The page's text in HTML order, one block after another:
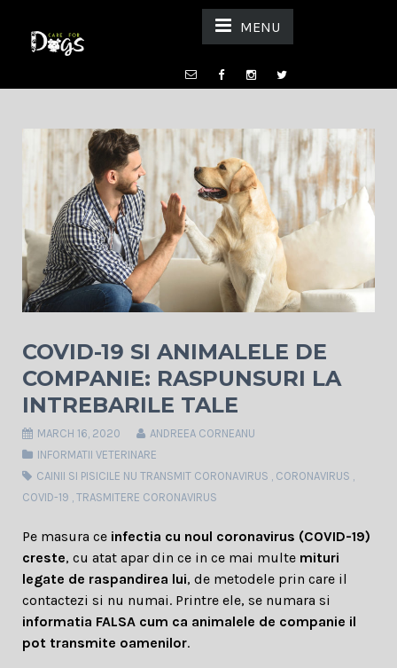
MENU
COVID-19 SI ANIMALELE DE
COMPANIE: RASPUNSURI LA
INTREBARILE TALE
MARCH 16, 2020
ANDREEA CORNEANU
INFORMATII VETERINARE
CAINII SI PISICILE NU TRANSMIT CORONAVIRUS
CORONAVIRUS
COVID-19 TRASMITERE CORONAVIRUS
Pe masura ce infectia cu noul coronavirus (COVID-19)
creste, cu atat apar din ce in ce mai multe mituri
legate de raspandirea lui, de metodele prin care il
contactezi si nu numai. Printre ele, se numara si
informatia FALSA cum ca animalele de companie il
pot transmite oamenilor.